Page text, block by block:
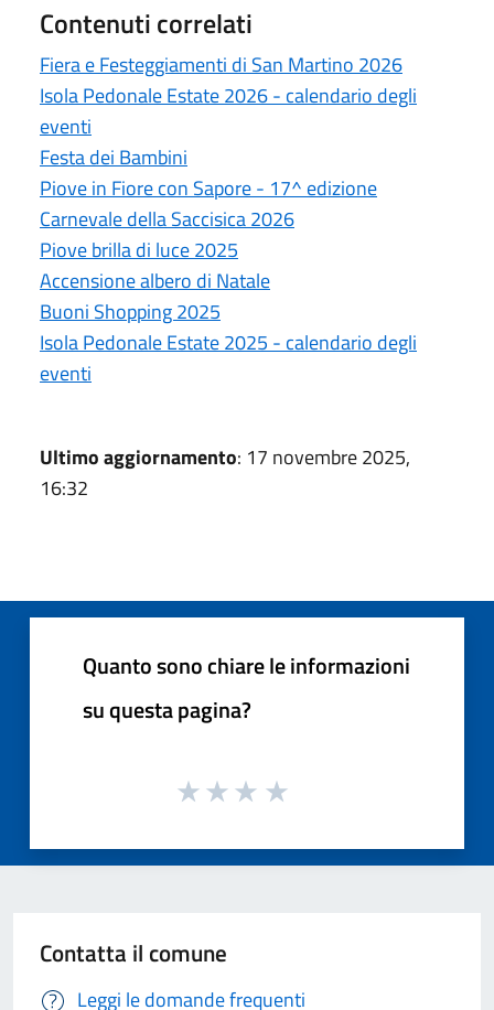
Contenuti correlati
Fiera e Festeggiamenti di San Martino 2026
Isola Pedonale Estate 2026 - calendario degli
eventi
Festa dei Bambini
Piove in Fiore con Sapore - 17^ edizione
Carnevale della Saccisica 2026
Piove brilla di luce 2025
Accensione albero di Natale
Buoni Shopping 2025
Isola Pedonale Estate 2025 - calendario degli
eventi
Ultimo aggiornamento: 17 novembre 2025,
16:32
Quanto sono chiare le informazioni
su questa pagina?
Contatta il comune
Leggi le domande frequenti